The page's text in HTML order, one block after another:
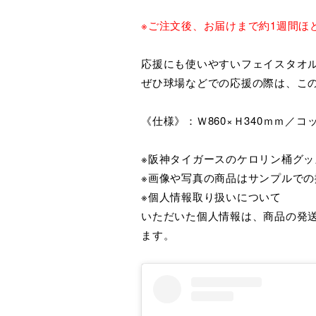
※ご注文後、お届けまで約1週間ほ
応援にも使いやすいフェイスタオ
ぜひ球場などでの応援の際は、こ
《仕様》：Ｗ860×Ｈ340ｍｍ／コ
※阪神タイガースのケロリン桶グ
※画像や写真の商品はサンプルで
※個人情報取り扱いについて
いただいた個人情報は、商品の発
ます。